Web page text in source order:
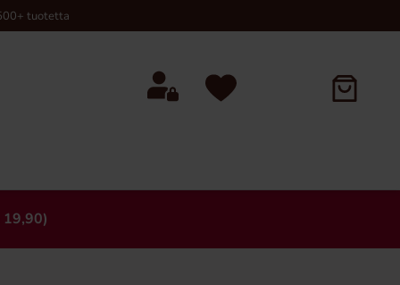
tuotetta
19,90)